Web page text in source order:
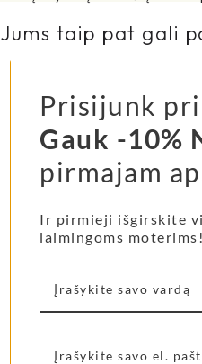
Jums taip pat gali
Namų kvapas
purškiamas Jambo
Burano
35,00 58,00
Pasirinkti savybes
Prisijunk
Gauk -10%
pirmajam
Ir pirmieji išgirskite
laimingoms moterims!